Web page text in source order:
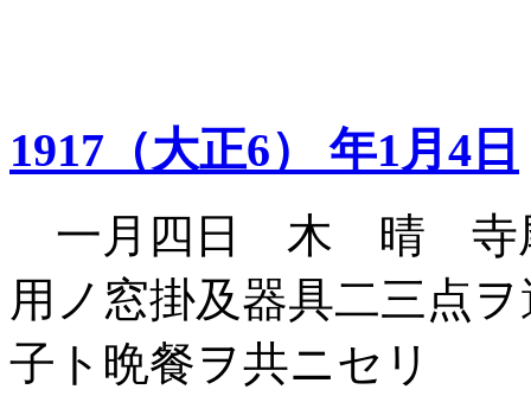
1917（大正6） 年1月4日
一月四日 木 晴 寺尾
用ノ窓掛及器具二三点
子ト晩餐ヲ共ニセリ